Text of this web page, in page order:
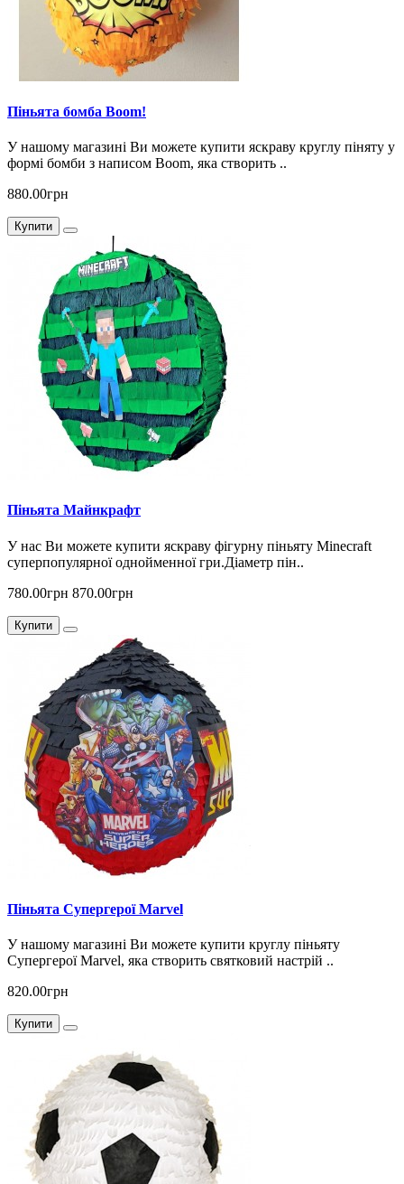
Піньята бомба Boom!
У нашому магазині Ви можете купити яскраву круглу піняту у
формі бомби з написом Boom, яка створить ..
880.00грн
Купити
Піньята Майнкрафт
У нас Ви можете купити яскраву фігурну піньяту Minecraft
суперпопулярної однойменної гри.Діаметр пін..
780.00грн 870.00грн
Купити
Піньята Супергерої Marvel
У нашому магазині Ви можете купити круглу піньяту
Супергерої Marvel, яка створить святковий настрій ..
820.00грн
Купити